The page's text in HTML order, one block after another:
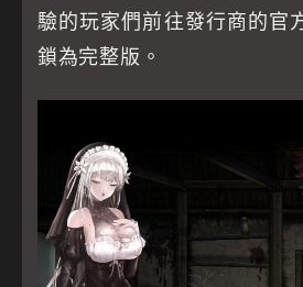
驗的玩家們前往發行商的官
鎖為完整版。